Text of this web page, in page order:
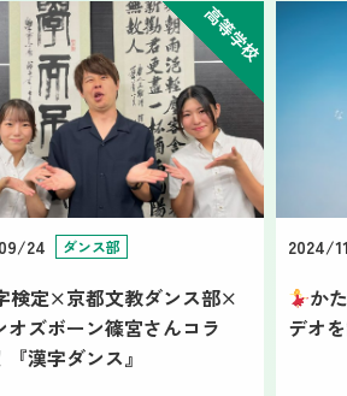
高等学校
24 ダンス部
検定×京都文教ダンス部×
オズボーン篠宮さんコラ
漢字ダンス』
2024/
か
デオ